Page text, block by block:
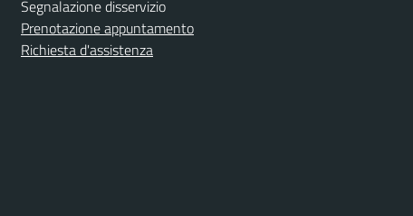
Segnalazione disservizio
Prenotazione appuntamento
Richiesta d'assistenza